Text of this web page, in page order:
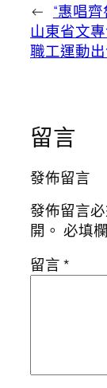
← “惠唱
山東省文
職工運動
留言
發佈留言
發佈留言
開。 必填
留言*